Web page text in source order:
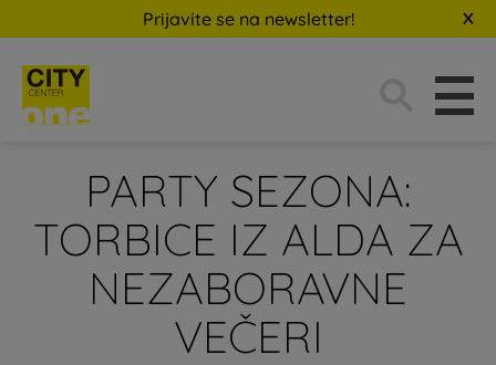
Prijavite se na newsletter!
PARTY SEZONA:
TORBICE IZ ALDA ZA
NEZABORAVNE
VEČERI